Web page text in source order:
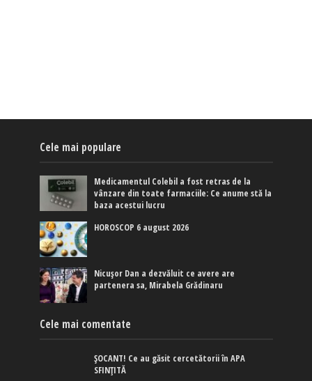
Cele mai populare
Medicamentul Colebil a fost retras de la
vânzare din toate farmaciile: Ce anume stă la
baza acestui lucru
HOROSCOP 6 august 2026
Nicușor Dan a dezvăluit ce avere are
partenera sa, Mirabela Grădinaru
Cele mai comentate
ȘOCANT! Ce au găsit cercetătorii în APA
SFINȚITĂ